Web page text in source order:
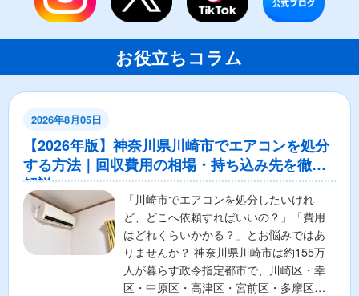
お役立ちコラム
2026年8月05日
【2026年版】神奈川県川崎市でエアコンを処分
する方法｜回収費用の相場・持ち込み先を徹底
解説
「川崎市でエアコンを処分したいけれ
ど、どこへ依頼すればいいの？」「費用
はどれくらいかかる？」とお悩みではあ
りませんか？ 神奈川県川崎市は約155万
人が暮らす政令指定都市で、川崎区・幸
区・中原区・高津区・宮前区・多摩区・